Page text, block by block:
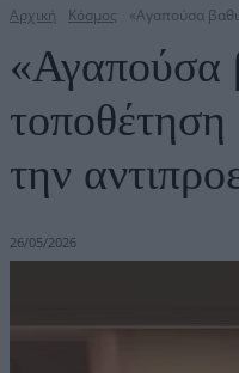
Αρχική Κόσμος «Αγαπούσα
«Αγαπούσα
τοποθέτηση
την
26/05/2026